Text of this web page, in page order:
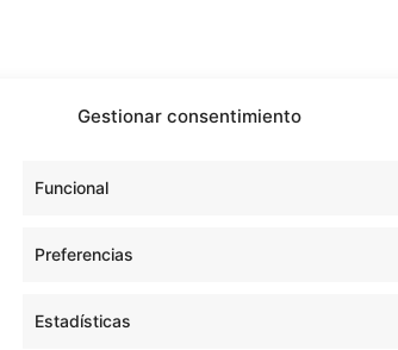
Gestionar consentimiento
Funcional
Preferencias
Estadísticas